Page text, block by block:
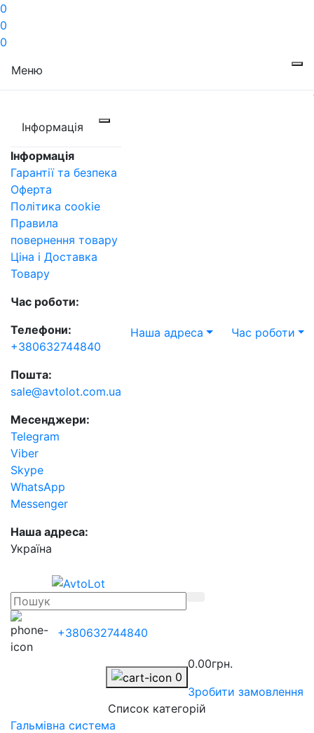
0
0
0
Меню
Інформація
Інформація
Гарантії та безпека
Оферта
Політика cookie
Правила
повернення товару
Ціна і Доставка
Товару
Час роботи:
Телефони:
+380632744840
Пошта:
sale@avtolot.com.ua
Месенджери:
Telegram
Viber
Skype
WhatsApp
Messenger
Наша адреса:
Українa
Наша адреса Час роботи
+380632744840
0
0.00грн.
Зробити замовлення
Список категорій
Гальмівна система